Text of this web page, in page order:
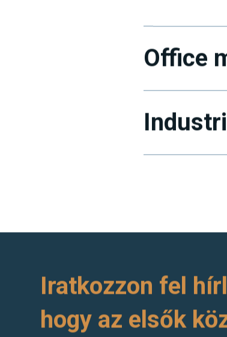
Office
Iratkozzon fel
hogy az elsők